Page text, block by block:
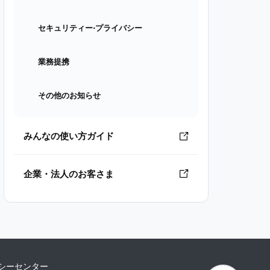
セキュリティー⋅プライバシー
業務提携
その他のお知らせ
みんなの使い方ガイド
企業・法人のお客さま
ーセンター